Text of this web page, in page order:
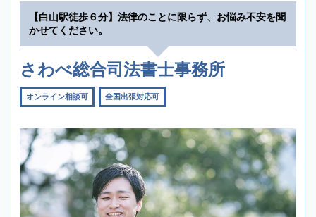
【白山駅徒歩６分】法律のことに限らず、お悩み不安を聞
かせてください。
さわべ総合司法書士事務所
オンライン相談可 全国出張対応可